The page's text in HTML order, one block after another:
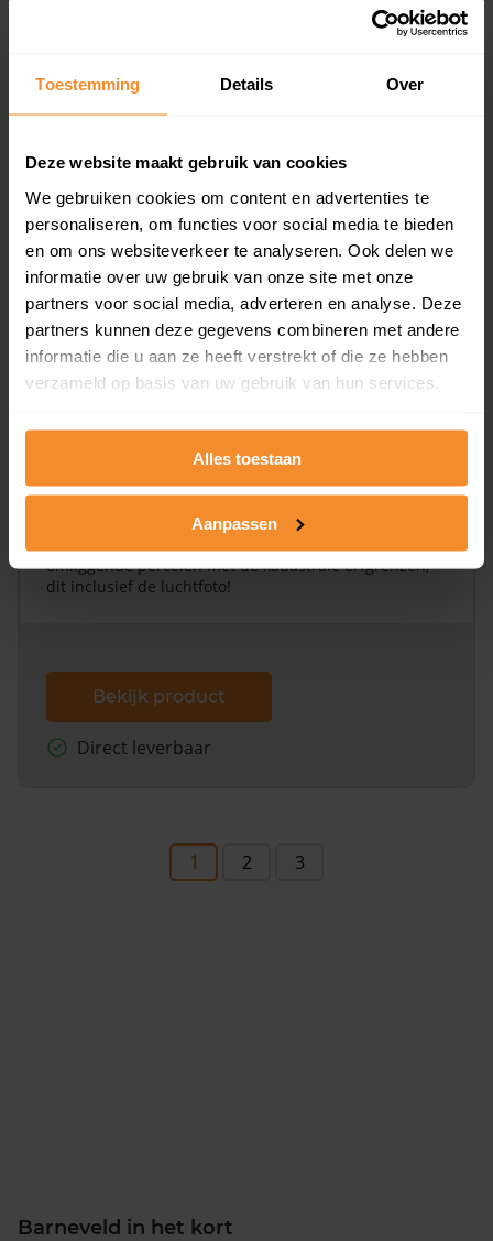
Toestemming Details Over
Deze website maakt gebruik van cookies
We gebruiken cookies om content en advertenties te
personaliseren, om functies voor social media te bieden
en om ons websiteverkeer te analyseren. Ook delen we
informatie over uw gebruik van onze site met onze
partners voor social media, adverteren en analyse. Deze
partners kunnen deze gegevens combineren met andere
informatie die u aan ze heeft verstrekt of die ze hebben
verzameld op basis van uw gebruik van hun services.
Alles toestaan
Aanpassen
Koopsommenoverzicht (1 jaar gratis
en koopdatum) binnen een postcodegebied. Dit
koopsommen.
Direct leverbaar
Kadastrale kaart pakket
Alleen globale ligging perceel
omliggende percelen met de kadastrale erfgrenzen,
dit inclusief de luchtfoto!
Bekijk product
Direct leverbaar
1 2 3
Barneveld in het kort